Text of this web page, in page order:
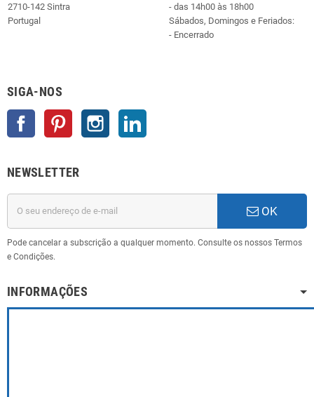
2710-142 Sintra
Portugal
- das 14h00 às 18h00
Sábados, Domingos e Feriados:
- Encerrado
SIGA-NOS
Facebook Pinterest Instagram
NEWSLETTER
OK
Pode cancelar a subscrição a qualquer momento. Consulte os nossos Termos
e Condições.
INFORMAÇÕES